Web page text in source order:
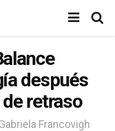
después
retraso
Francovigh